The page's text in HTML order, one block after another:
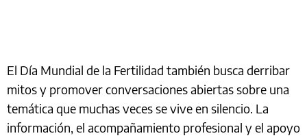
El Día Mundial de la Fertilidad también busca derribar
mitos y promover conversaciones abiertas sobre una
temática que muchas veces se vive en silencio. La
información, el acompañamiento profesional y el apoyo